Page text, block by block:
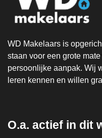
WD Makelaars is
staan voor een grote
persoonlijke aanpak. Wij
leren kennen en willen
O.a. actief in dit